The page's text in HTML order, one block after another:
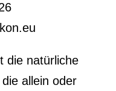
die natürliche
allein oder